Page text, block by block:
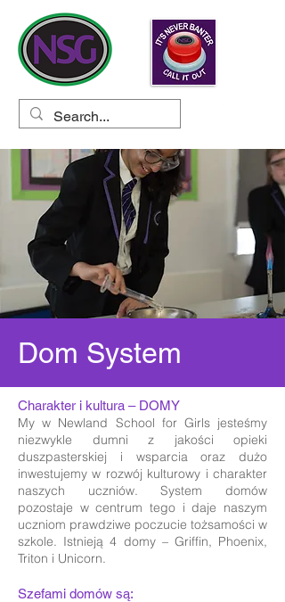
Dom System
Charakter i kultura – DOMY
My w Newland School for Girls jesteśmy
niezwykle dumni z jakości opieki
duszpasterskiej i wsparcia oraz dużo
inwestujemy w rozwój kulturowy i charakter
naszych uczniów. System domów
pozostaje w centrum tego i daje naszym
uczniom prawdziwe poczucie tożsamości w
szkole. Istnieją 4 domy – Griffin, Phoenix,
Triton i Unicorn.
Szefami domów są: